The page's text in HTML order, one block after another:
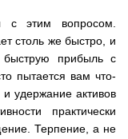
с этим вопросом.
столь же быстро, и
быструю прибыль с
пытается вам что-
удержание активов
практически
Терпение, а не